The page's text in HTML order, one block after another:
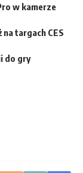
w kamerze
targach CES
do gry